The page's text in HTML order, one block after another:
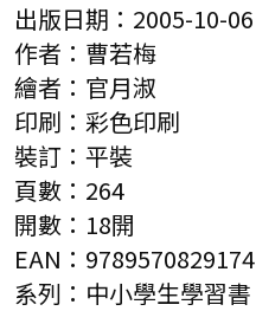
出版日期：2005-10-06
作者：曹若梅
繪者：官月淑
印刷：彩色印刷
裝訂：平裝
頁數：264
開數：18開
EAN：9789570829174
系列：中小學生學習書